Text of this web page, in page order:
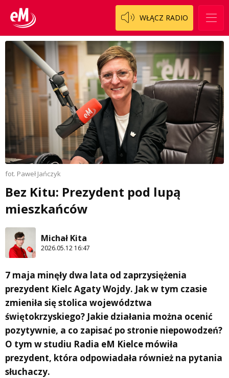
WŁĄCZ RADIO
fot. Paweł Jańczyk
Bez Kitu: Prezydent pod lupą
mieszkańców
Michał Kita
2026.05.12 16:47
7 maja minęły dwa lata od zaprzysiężenia
prezydent Kielc Agaty Wojdy. Jak w tym czasie
zmieniła się stolica województwa
świętokrzyskiego? Jakie działania można ocenić
pozytywnie, a co zapisać po stronie niepowodzeń?
O tym w studiu Radia eM Kielce mówiła
prezydent, która odpowiadała również na pytania
słuchaczy.